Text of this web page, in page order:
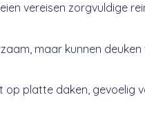
vereisen zorgvuldige
maar kunnen deuken
platte daken, gevoelig